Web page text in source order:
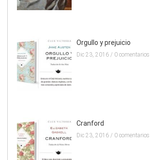
Orgullo y prejuicio
Dic 23, 2016 / 0 comentarios
Cranford
Dic 23, 2016 / 0 comentarios